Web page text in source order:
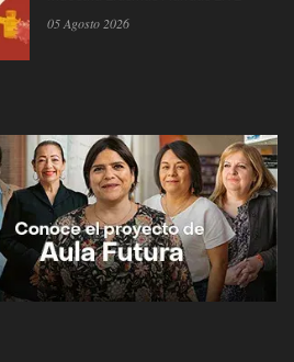
05 Agosto 2026